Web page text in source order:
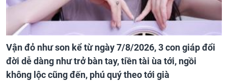
Vận đỏ như son kể từ ngày 7/8/2026, 3 con giáp đổi
đời dễ dàng như trở bàn tay, tiền tài ùa tới, ngồi
không lộc cũng đến, phú quý theo tới già